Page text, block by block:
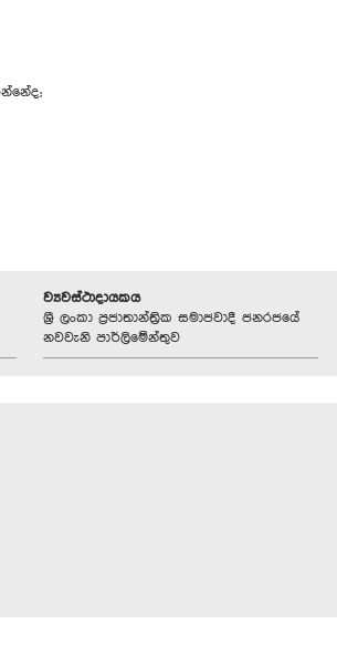
ව්‍යවස්ථාදායකය
ශ්‍රී ලංකා ප්‍රජාතාන්ත්‍රික සමාජවාදී ජනරජයේ
නවවැනි පාර්ලිමේන්තුව